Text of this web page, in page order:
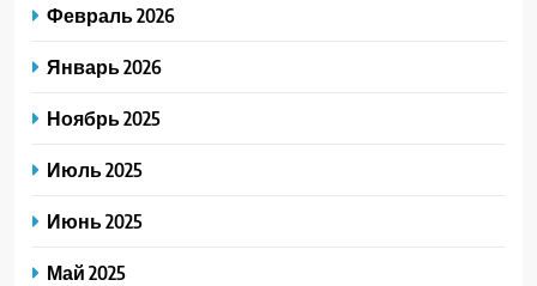
Февраль 2026
Январь 2026
Ноябрь 2025
Июль 2025
Июнь 2025
Май 2025